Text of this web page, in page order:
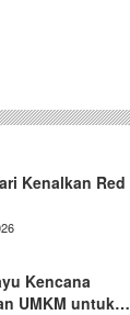
Kenalkan Red
Kencana
UMKM untuk…